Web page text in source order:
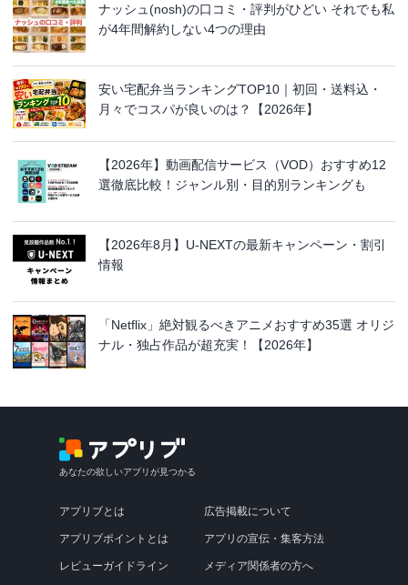
ナッシュ(nosh)の口コミ・評判がひどい それでも私
が4年間解約しない4つの理由
安い宅配弁当ランキングTOP10｜初回・送料込・
月々でコスパが良いのは？【2026年】
【2026年】動画配信サービス（VOD）おすすめ12
選徹底比較！ジャンル別・目的別ランキングも
【2026年8月】U-NEXTの最新キャンペーン・割引
情報
「Netflix」絶対観るべきアニメおすすめ35選 オリジ
ナル・独占作品が超充実！【2026年】
あなたの欲しいアプリが見つかる
アプリブとは
アプリブポイントとは
レビューガイドライン
広告掲載について
アプリの宣伝・集客方法
メディア関係者の方へ